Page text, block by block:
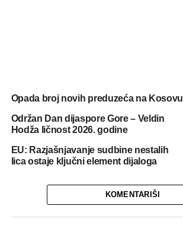
Opada broj novih preduzeća na Kosovu
Održan Dan dijaspore Gore – Veldin
Hodža ličnost 2026. godine
EU: Razjašnjavanje sudbine nestalih
lica ostaje ključni element dijaloga
KOMENTARIŠI